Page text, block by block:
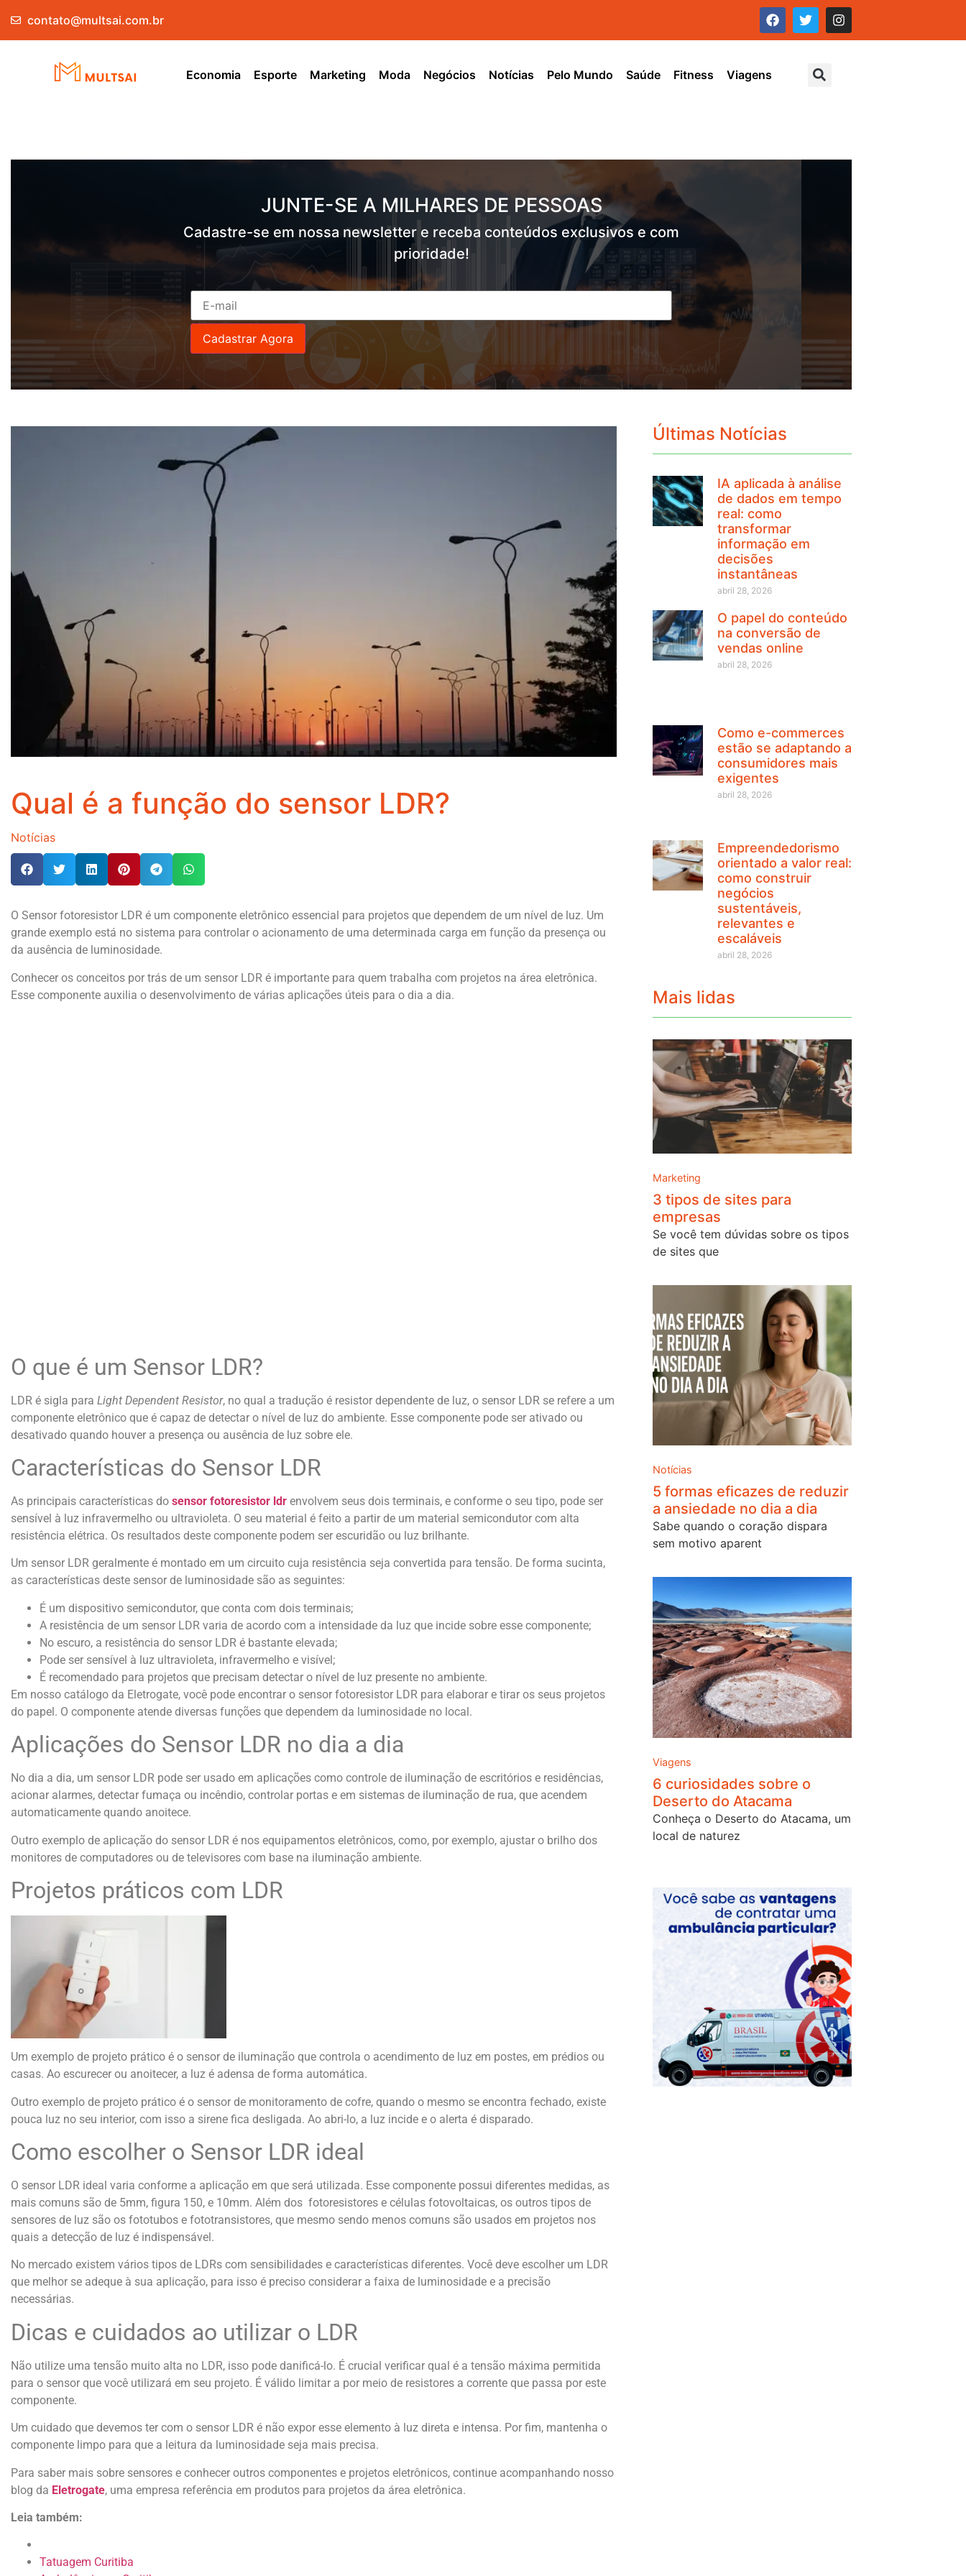
contato@multsai.com.br
Economia Esporte Marketing Moda Negócios Notícias Pelo Mundo Saúde Fitness Viagens
JUNTE-SE A MILHARES DE PESSOAS
Cadastre-se em nossa newsletter e receba conteúdos exclusivos e com
prioridade!
Qual é a função do sensor LDR?
Notícias
O Sensor fotoresistor LDR é um componente eletrônico essencial para projetos que dependem de um nível de luz. Um
grande exemplo está no sistema para controlar o acionamento de uma determinada carga em função da presença ou
da ausência de luminosidade.
Conhecer os conceitos por trás de um sensor LDR é importante para quem trabalha com projetos na área eletrônica.
Esse componente auxilia o desenvolvimento de várias aplicações úteis para o dia a dia.
O que é um Sensor LDR?
LDR é sigla para Light Dependent Resistor, no qual a tradução é resistor dependente de luz, o sensor LDR se refere a um
componente eletrônico que é capaz de detectar o nível de luz do ambiente. Esse componente pode ser ativado ou
desativado quando houver a presença ou ausência de luz sobre ele.
Características do Sensor LDR
As principais características do sensor fotoresistor ldr envolvem seus dois terminais, e conforme o seu tipo, pode ser
sensível à luz infravermelho ou ultravioleta. O seu material é feito a partir de um material semicondutor com alta
resistência elétrica. Os resultados deste componente podem ser escuridão ou luz brilhante.
Um sensor LDR geralmente é montado em um circuito cuja resistência seja convertida para tensão. De forma sucinta,
as características deste sensor de luminosidade são as seguintes:
É um dispositivo semicondutor, que conta com dois terminais;
A resistência de um sensor LDR varia de acordo com a intensidade da luz que incide sobre esse componente;
No escuro, a resistência do sensor LDR é bastante elevada;
Pode ser sensível à luz ultravioleta, infravermelho e visível;
É recomendado para projetos que precisam detectar o nível de luz presente no ambiente.
Em nosso catálogo da Eletrogate, você pode encontrar o sensor fotoresistor LDR para elaborar e tirar os seus projetos
do papel. O componente atende diversas funções que dependem da luminosidade no local.
Aplicações do Sensor LDR no dia a dia
No dia a dia, um sensor LDR pode ser usado em aplicações como controle de iluminação de escritórios e residências,
acionar alarmes, detectar fumaça ou incêndio, controlar portas e em sistemas de iluminação de rua, que acendem
automaticamente quando anoitece.
Outro exemplo de aplicação do sensor LDR é nos equipamentos eletrônicos, como, por exemplo, ajustar o brilho dos
monitores de computadores ou de televisores com base na iluminação ambiente.
Projetos práticos com LDR
Um exemplo de projeto prático é o sensor de iluminação que controla o acendimento de luz em postes, em prédios ou
casas. Ao escurecer ou anoitecer, a luz é adensa de forma automática.
Outro exemplo de projeto prático é o sensor de monitoramento de cofre, quando o mesmo se encontra fechado, existe
pouca luz no seu interior, com isso a sirene fica desligada. Ao abri-lo, a luz incide e o alerta é disparado.
Como escolher o Sensor LDR ideal
O sensor LDR ideal varia conforme a aplicação em que será utilizada. Esse componente possui diferentes medidas, as
mais comuns são de 5mm, figura 150, e 10mm. Além dos fotoresistores e células fotovoltaicas, os outros tipos de
sensores de luz são os fototubos e fototransistores, que mesmo sendo menos comuns são usados em projetos nos
quais a detecção de luz é indispensável.
No mercado existem vários tipos de LDRs com sensibilidades e características diferentes. Você deve escolher um LDR
que melhor se adeque à sua aplicação, para isso é preciso considerar a faixa de luminosidade e a precisão
necessárias.
Dicas e cuidados ao utilizar o LDR
Não utilize uma tensão muito alta no LDR, isso pode danificá-lo. É crucial verificar qual é a tensão máxima permitida
para o sensor que você utilizará em seu projeto. É válido limitar a por meio de resistores a corrente que passa por este
componente.
Um cuidado que devemos ter com o sensor LDR é não expor esse elemento à luz direta e intensa. Por fim, mantenha o
componente limpo para que a leitura da luminosidade seja mais precisa.
Para saber mais sobre sensores e conhecer outros componentes e projetos eletrônicos, continue acompanhando nosso
blog da Eletrogate, uma empresa referência em produtos para projetos da área eletrônica.
Leia também:
Tatuagem Curitiba
Últimas Notícias
IA aplicada à análise
de dados em tempo
real: como
transformar
informação em
decisões
instantâneas
abril 28, 2026
O papel do conteúdo
na conversão de
vendas online
abril 28, 2026
Como e-commerces
estão se adaptando a
consumidores mais
exigentes
abril 28, 2026
Empreendedorismo
orientado a valor real:
como construir
negócios
sustentáveis,
relevantes e
escaláveis
abril 28, 2026
Mais lidas
Marketing
3 tipos de sites para
empresas
Se você tem dúvidas sobre os tipos
de sites que
Notícias
5 formas eficazes de reduzir
a ansiedade no dia a dia
Sabe quando o coração dispara
sem motivo aparent
Viagens
6 curiosidades sobre o
Deserto do Atacama
Conheça o Deserto do Atacama, um
local de naturez